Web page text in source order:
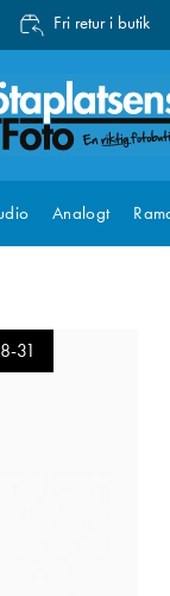
Fri retur i butik
Analogt
31